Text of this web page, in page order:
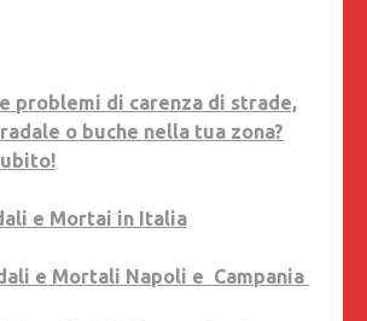
problemi di carenza di strade,
o buche nella tua zona?
e Mortai in Italia
e Mortali Napoli e Campania